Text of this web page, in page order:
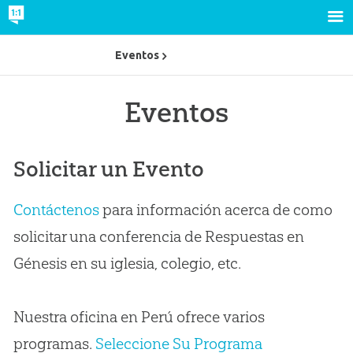
Eventos
Solicitar un Evento
Contáctenospara información acerca de como
solicitar una conferencia de Respuestas en
Génesis en su iglesia, colegio, etc.
Nuestra oficina en Perú ofrece varios
programas. Seleccione Su Programa
Eventos